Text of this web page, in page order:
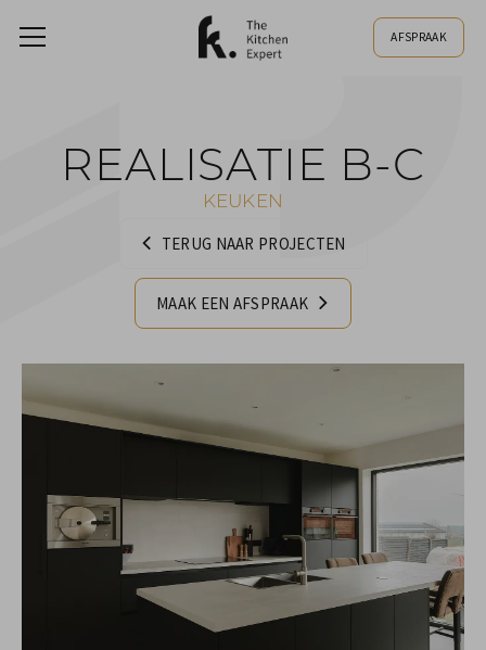
AFSPRAAK
REALISATIE B-C
KEUKEN
TERUG NAAR PROJECTEN
MAAK EEN AFSPRAAK